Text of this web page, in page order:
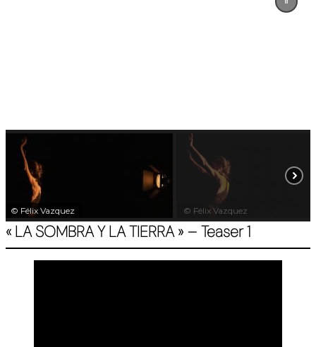
© Félix Vazquez © Félix Vazquez
« LA SOMBRA Y LA TIERRA » – Teaser1